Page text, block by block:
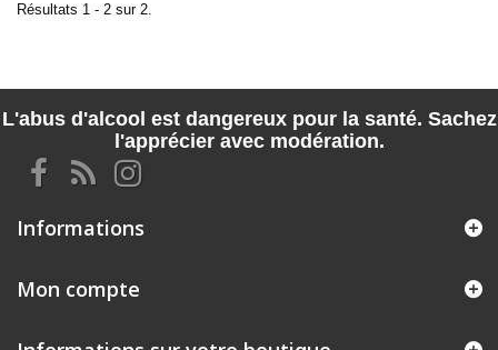
Résultats 1 - 2 sur 2.
L'abus d'alcool est dangereux pour la santé. Sachez
l'apprécier avec modération.
Informations
Mon compte